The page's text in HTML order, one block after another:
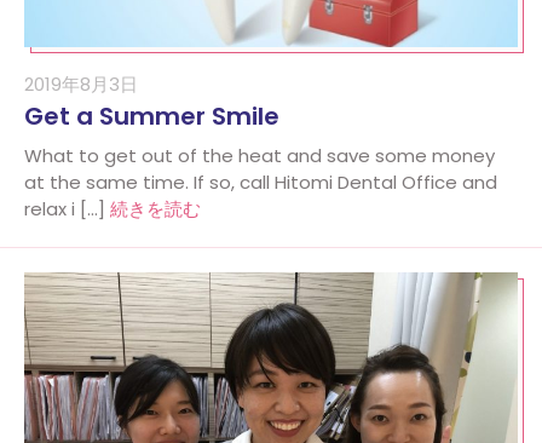
Get a Summer Smile
2019年8月3日
What to get out of the heat and save some money
at the same time. If so, call Hitomi Dental Office and
relax i […] 続きを読む